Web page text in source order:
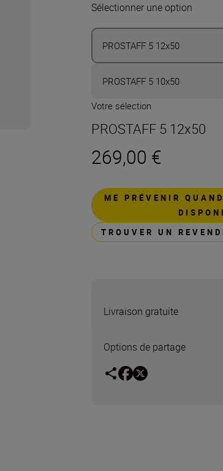
Sélectionner une option
PROSTAFF 5 12x50
PROSTAFF 5 10x50
Votre sélection
PROSTAFF 5 12x50
269,00 €
ME PRÉVENIR
TROUVER UN
Livraison gratuite
Options de partage